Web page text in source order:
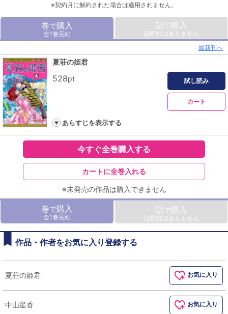
※契約月に解約された場合は適用されません。
巻で購入
全1巻完結
話で購入
話配信はありません
最新刊へ
夏荘の姫君
528pt 試し読み
カート
あらすじを表示する
今すぐ全巻購入する
カートに全巻入れる
※未発売の作品は購入できません
巻で購入
全1巻完結
話で購入
話配信はありません
作品・作者をお気に入り登録する
夏荘の姫君 お気に入り
中山星香 お気に入り